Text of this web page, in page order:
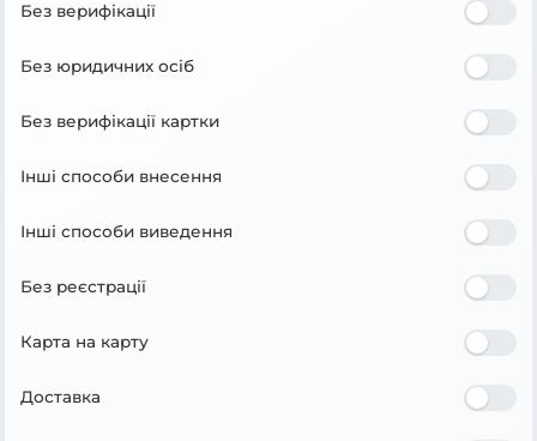
Без верифікації
Без юридичних осіб
Без верифікації картки
Інші способи внесення
Інші способи виведення
Без реєстрації
Карта на карту
Доставка